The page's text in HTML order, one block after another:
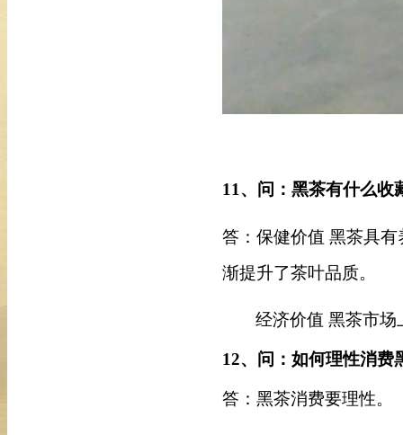
11 、问：黑茶有什么收
答： 保健价值 黑茶具有
渐提升了茶叶品质。
经济价值 黑茶市场
12、问：如何理性消费
答：黑茶消费要理性。